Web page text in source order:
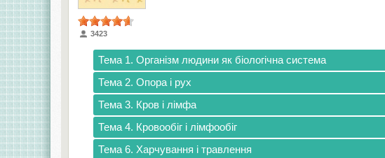
3423
Тема 1. Організм людини як біологічна система
Тема 2. Опора і рух
Тема 3. Кров і лімфа
Тема 4. Кровообіг і лімфообіг
Тема 6. Харчування і травлення